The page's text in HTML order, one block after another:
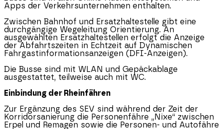
Apps der Verkehrsunternehmen enthalten.
Zwischen Bahnhof und Ersatzhaltestelle gibt eine
durchgängige Wegeleitung Orientierung. An
ausgewählten Ersatzhaltestellen erfolgt die Anzeige
der Abfahrtszeiten in Echtzeit auf Dynamischen
Fahrgastinformationsanzeigen (DFI-Anzeigen).
Die Busse sind mit WLAN und Gepäckablage
ausgestattet, teilweise auch mit WC.
Einbindung der Rheinfähren
Zur Ergänzung des SEV sind während der Zeit der
Korridorsanierung die Personenfähre „Nixe“ zwischen
Erpel und Remagen sowie die Personen- und Autofähre